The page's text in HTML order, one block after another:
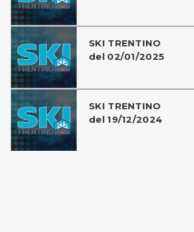
SKI TRENTINO
del 02/01/2025
SKI TRENTINO
del 19/12/2024